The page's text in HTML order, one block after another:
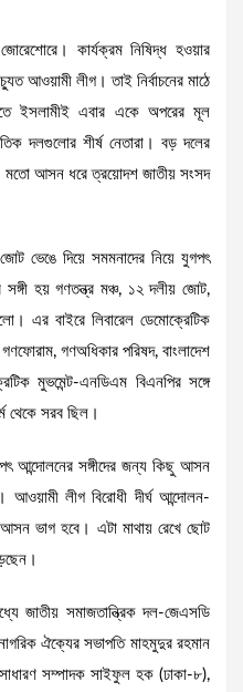
কার্যক্রম নিষিদ্ধ হওয়ার
আওয়ামী লীগ। তাই নির্বাচনের মাঠে
ইসলামীই এবার একে অপরের মূল
দলগুলোর শীর্ষ নেতারা। বড় দলের
মতো আসন ধরে ত্রয়োদশ জাতীয় সংসদ
ভেঙে দিয়ে সমমনাদের নিয়ে যুগপৎ
হয় গণতন্ত্র মঞ্চ, ১২ দলীয় জোট,
এর বাইরে লিবারেল ডেমোক্রেটিক
গণফোরাম, গণঅধিকার পরিষদ, বাংলাদেশ
মুভমেন্ট-এনডিএম বিএনপির সঙ্গে
থেকে সরব ছিল।
আন্দোলনের সঙ্গীদের জন্য কিছু আসন
আওয়ামী লীগ বিরোধী দীর্ঘ আন্দোলন-
আসন ভাগ হবে। এটা মাথায় রেখে ছোট
জাতীয় সমাজতান্ত্রিক দল-জেএসডি
ঐক্যের সভাপতি মাহমুদুর রহমান
সাধারণ সম্পাদক সাইফুল হক (ঢাকা-৮),